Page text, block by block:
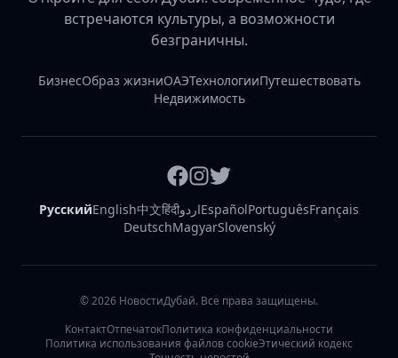
встречаются культуры, а возможности
безграничны.
БизнесОбраз жизниОАЭТехнологииПутешествовать
Недвижимость
РусскийEnglish中文हिंदीاردوEspañolPortuguêsFrançais
DeutschMagyarSlovenský
©2026 НовостиДубай. Все права защищены.
КонтактОтпечатокПолитика конфиденциальности
Политика использования файлов cookieЭтический кодекс